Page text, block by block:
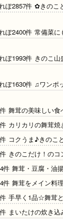
ぽ2857件 ✿きの
ぽ2400件 常備菜
ぽ1993件 きのこ
ぽ1630件 ♫ワンポ
舞茸の美味しい食
カリカリの舞茸
コクうま♪きのこ
きのこだけ！の
件 舞茸・豆腐・油
件 舞茸をメイン料
手早く1品☆舞茸
まいたけの炊き込